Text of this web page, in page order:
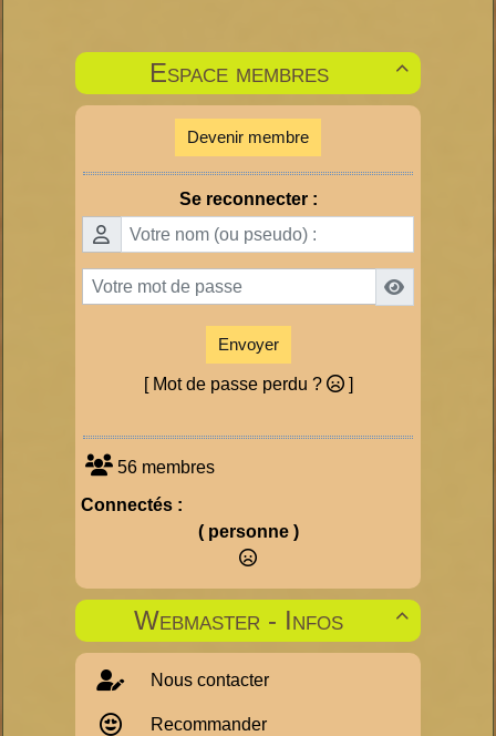

Espace membres
Devenir membre
Se reconnecter :
Envoyer
[ Mot de passe perdu ? ]
56 membres
Connectés :
( personne )

Webmaster - Infos
Nous contacter
Recommander